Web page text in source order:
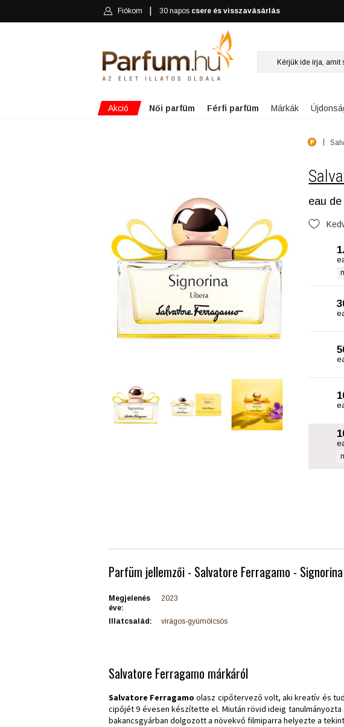
Fiókom 30 napos csere és visszavásárlás
Akció Női parfüm Férfi parfüm Márkák
eau
Parfüm jellemzői - Salvatore Ferragamo -
Megjelenés
éve:
2023
Illatcsalád: virágos-gyümölcsös
Salvatore Ferragamo márkáról
Salvatore Ferragamo olasz cipőtervező volt, aki kreatív és
cipőjét 9 évesen készítette el. Miután rövid ideig
bakancsgyárban dolgozott a növekvő filmiparra helyezte a